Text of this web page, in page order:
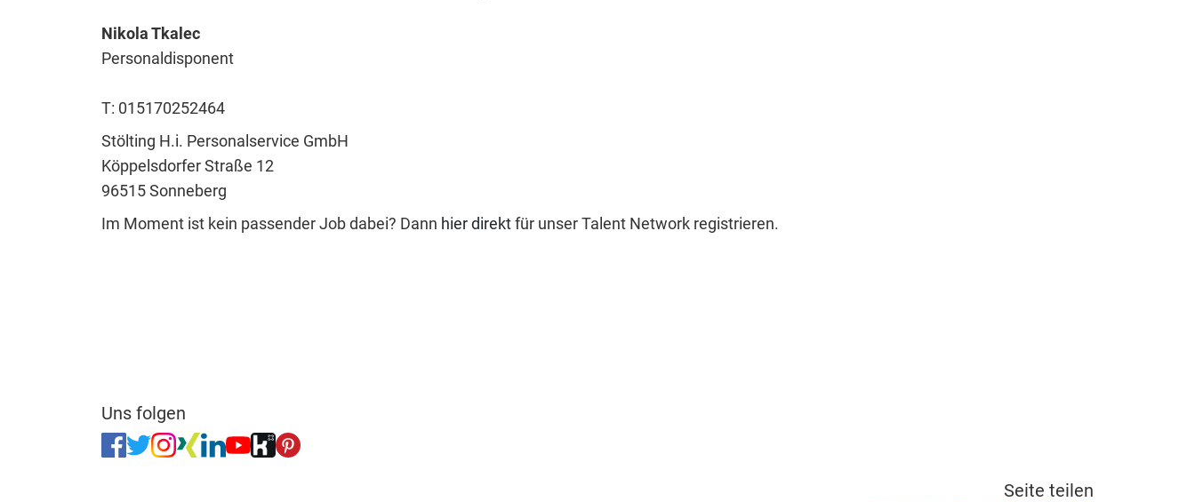
Nikola Tkalec
Personaldisponent
T: 015170252464
Stölting H.i. Personalservice GmbH
Köppelsdorfer Straße 12
96515 Sonneberg
Im Moment ist kein passender Job dabei? Dann hier direktfür unser Talent Network registrieren.
Uns folgen
Seite teilen